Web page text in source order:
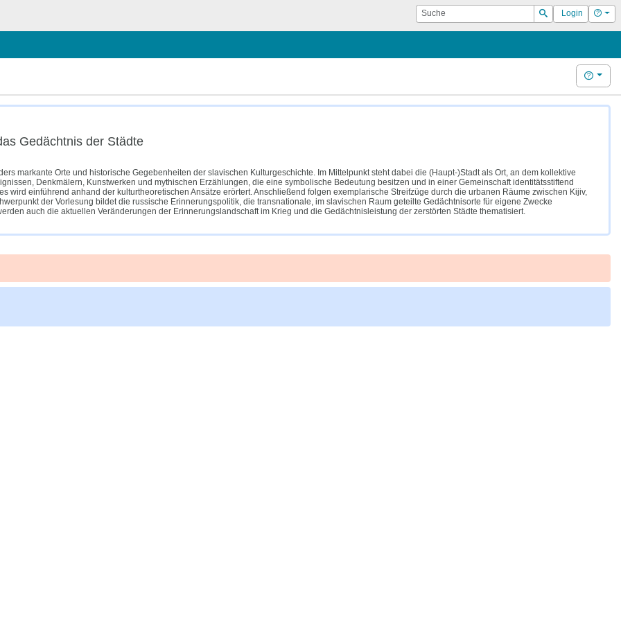
Suche
Suchen
Login Hilfe
Hilfe
Gedächtnis der Städte
markante Orte und historische Gegebenheiten der slavischen Kulturgeschichte. Im Mittelpunkt steht dabei die (Haupt-)Stadt als Ort, an dem kollektive
Denkmälern, Kunstwerken und mythischen Erzählungen, die eine symbolische Bedeutung besitzen und in einer Gemeinschaft identitätsstiftend
wird einführend anhand der kulturtheoretischen Ansätze erörtert. Anschließend folgen exemplarische Streifzüge durch die urbanen Räume zwischen Kijiv,
der Vorlesung bildet die russische Erinnerungspolitik, die transnationale, im slavischen Raum geteilte Gedächtnisorte für eigene Zwecke
auch die aktuellen Veränderungen der Erinnerungslandschaft im Krieg und die Gedächtnisleistung der zerstörten Städte thematisiert.